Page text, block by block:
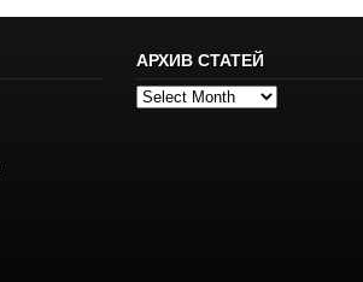
АРХИВ СТАТЕЙ
Архив